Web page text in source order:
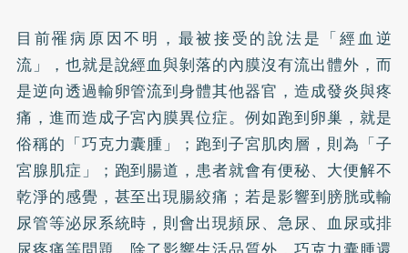
目前罹病原因不明，最被接受的說法是「經血逆
流」，也就是說經血與剝落的內膜沒有流出體外，而
是逆向透過輸卵管流到身體其他器官，造成發炎與疼
痛，進而造成子宮內膜異位症。例如跑到卵巢，就是
俗稱的「巧克力囊腫」；跑到子宮肌肉層，則為「子
宮腺肌症」；跑到腸道，患者就會有便秘、大便解不
乾淨的感覺，甚至出現腸絞痛；若是影響到膀胱或輸
尿管等泌尿系統時，則會出現頻尿、急尿、血尿或排